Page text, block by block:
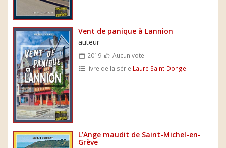
Vent de panique à Lannion
auteur
2019
Aucun vote
livre de la série Laure Saint-Donge
L’Ange maudit de Saint-Michel-en-
Grève